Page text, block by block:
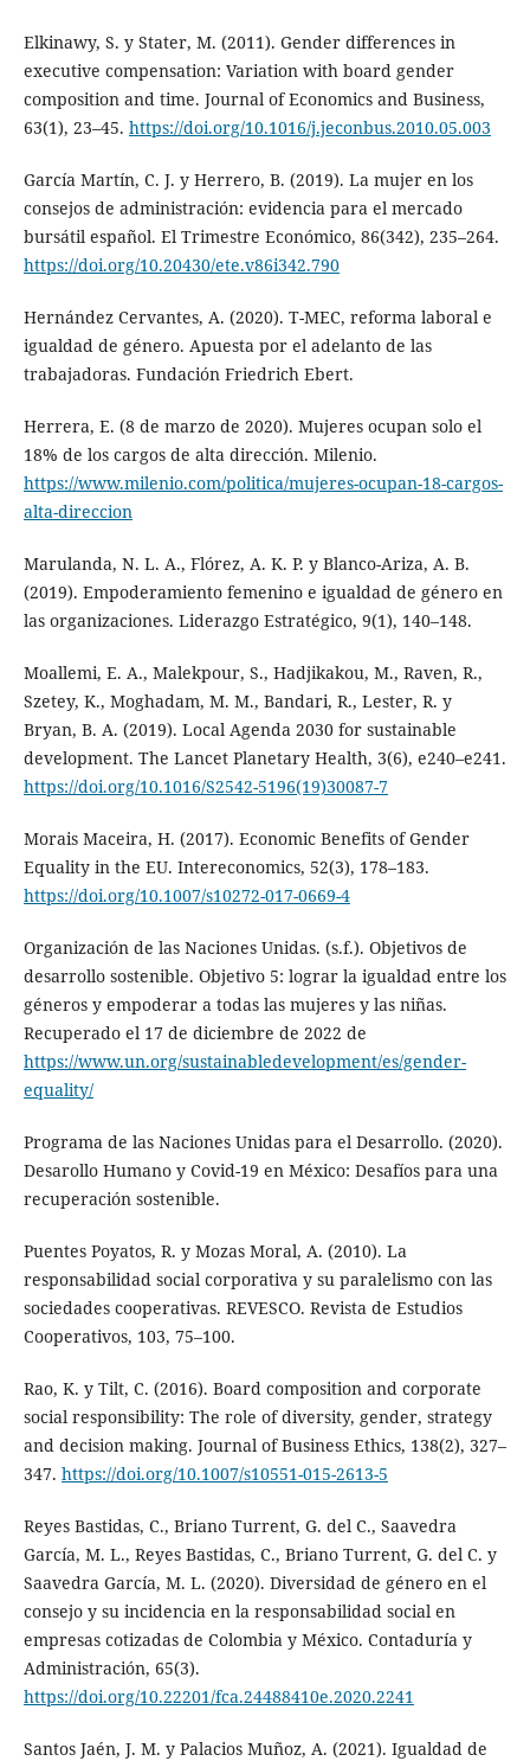
Elkinawy, S. y Stater, M. (2011). Gender differences in
executive compensation: Variation with board gender
composition and time. Journal of Economics and Business,
63(1), 23–45. https://doi.org/10.1016/j.jeconbus.2010.05.003
García Martín, C. J. y Herrero, B. (2019). La mujer en los
consejos de administración: evidencia para el mercado
bursátil español. El Trimestre Económico, 86(342), 235–264.
https://doi.org/10.20430/ete.v86i342.790
Hernández Cervantes, A. (2020). T-MEC, reforma laboral e
igualdad de género. Apuesta por el adelanto de las
trabajadoras. Fundación Friedrich Ebert.
Herrera, E. (8 de marzo de 2020). Mujeres ocupan solo el
18% de los cargos de alta dirección. Milenio.
https://www.milenio.com/politica/mujeres-ocupan-18-cargos-
alta-direccion
Marulanda, N. L. A., Flórez, A. K. P. y Blanco-Ariza, A. B.
(2019). Empoderamiento femenino e igualdad de género en
las organizaciones. Liderazgo Estratégico, 9(1), 140–148.
Moallemi, E. A., Malekpour, S., Hadjikakou, M., Raven, R.,
Szetey, K., Moghadam, M. M., Bandari, R., Lester, R. y
Bryan, B. A. (2019). Local Agenda 2030 for sustainable
development. The Lancet Planetary Health, 3(6), e240–e241.
https://doi.org/10.1016/S2542-5196(19)30087-7
Morais Maceira, H. (2017). Economic Benefits of Gender
Equality in the EU. Intereconomics, 52(3), 178–183.
https://doi.org/10.1007/s10272-017-0669-4
Organización de las Naciones Unidas. (s.f.). Objetivos de
desarrollo sostenible. Objetivo 5: lograr la igualdad entre los
géneros y empoderar a todas las mujeres y las niñas.
Recuperado el 17 de diciembre de 2022 de
https://www.un.org/sustainabledevelopment/es/gender-
equality/
Programa de las Naciones Unidas para el Desarrollo. (2020).
Desarollo Humano y Covid-19 en México: Desafíos para una
recuperación sostenible.
Puentes Poyatos, R. y Mozas Moral, A. (2010). La
responsabilidad social corporativa y su paralelismo con las
sociedades cooperativas. REVESCO. Revista de Estudios
Cooperativos, 103, 75–100.
Rao, K. y Tilt, C. (2016). Board composition and corporate
social responsibility: The role of diversity, gender, strategy
and decision making. Journal of Business Ethics, 138(2), 327–
347. https://doi.org/10.1007/s10551-015-2613-5
Reyes Bastidas, C., Briano Turrent, G. del C., Saavedra
García, M. L., Reyes Bastidas, C., Briano Turrent, G. del C. y
Saavedra García, M. L. (2020). Diversidad de género en el
consejo y su incidencia en la responsabilidad social en
empresas cotizadas de Colombia y México. Contaduría y
Administración, 65(3).
https://doi.org/10.22201/fca.24488410e.2020.2241
Santos Jaén, J. M. y Palacios Muñoz, A. (2021). Igualdad de